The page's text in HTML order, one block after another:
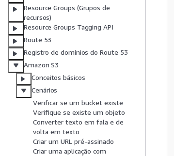
Resource Groups (Grupos de
recursos)
Resource Groups Tagging API
Route 53
Registro de domínios do Route 53
Amazon S3
Conceitos básicos
Cenários
Verificar se um bucket existe
Verifique se existe um objeto
Converter texto em fala e de
volta em texto
Criar um URL pré-assinado
Criar uma aplicação com